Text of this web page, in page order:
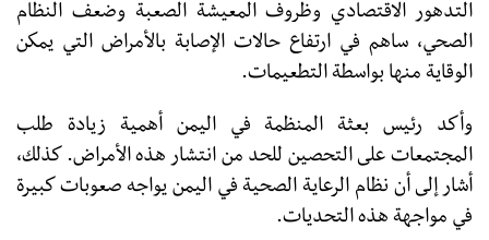
التدهور الاقتصادي وظروف المعيشة الصعبة وضعف النظام
الصحي، ساهم في ارتفاع حالات الإصابة بالأمراض التي يمكن
الوقاية منها بواسطة التطعيمات.
وأكد رئيس بعثة المنظمة في اليمن أهمية زيادة طلب
المجتمعات على التحصين للحد من انتشار هذه الأمراض. كذلك،
أشار إلى أن نظام الرعاية الصحية في اليمن يواجه صعوبات كبيرة
في مواجهة هذه التحديات.